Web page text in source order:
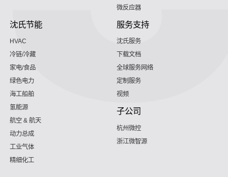
微反应器
沈氏节能
HVAC
冷链/冷藏
家电/食品
绿色电力
海工船舶
氢能源
航空 & 航天
动力总成
工业气体
精细化工
服务支持
沈氏服务
下载文档
全球服务网络
定制服务
视频
子公司
杭州微控
浙江微智源